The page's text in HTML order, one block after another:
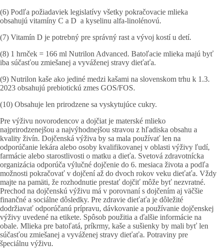
(6) Podľa požiadaviek legislatívy všetky pokračovacie mlieka
obsahujú vitamíny C a D a kyselinu alfa-linolénovú.
(7) Vitamín D je potrebný pre správný rast a vývoj kostí u detí.
(8) 1 hrnček = 166 ml Nutrilon Advanced. Batoľacie mlieka majú byť
iba súčasťou zmiešanej a vyváženej stravy dieťaťa.
(9) Nutrilon kaše ako jediné medzi kašami na slovenskom trhu k 1.3.
2023 obsahujú prebiotickú zmes GOS/FOS.
(10) Obsahuje len prirodzene sa vyskytujúce cukry.
Pre výživu novorodencov a dojčiat je materské mlieko
najprirodzenejšou a najvýhodnejšou stravou z hľadiska obsahu a
kvality živín. Dojčenská výživa by sa mala používať len na
odporúčanie lekára alebo osoby kvalifikovanej v oblasti výživy ľudí,
farmácie alebo starostlivosti o matku a dieťa. Svetová zdravotnícka
organizácia odporúča výlučné dojčenie do 6. mesiaca života a podľa
možnosti pokračovať v dojčení až do dvoch rokov veku dieťaťa. Vždy
majte na pamäti, že rozhodnutie prestať dojčiť môže byť nezvratné.
Prechod na dojčenskú výživu má v porovnaní s dojčením aj väčšie
finančné a sociálne dôsledky. Pre zdravie dieťaťa je dôležité
dodržiavať odporúčanú prípravu, dávkovanie a používanie dojčenskej
výživy uvedené na etikete. Spôsob použitia a ďalšie informácie na
obale. Mlieka pre batoľatá, príkrmy, kaše a sušienky by mali byť len
súčasťou zmiešanej a vyváženej stravy dieťaťa. Potraviny pre
špeciálnu výživu.